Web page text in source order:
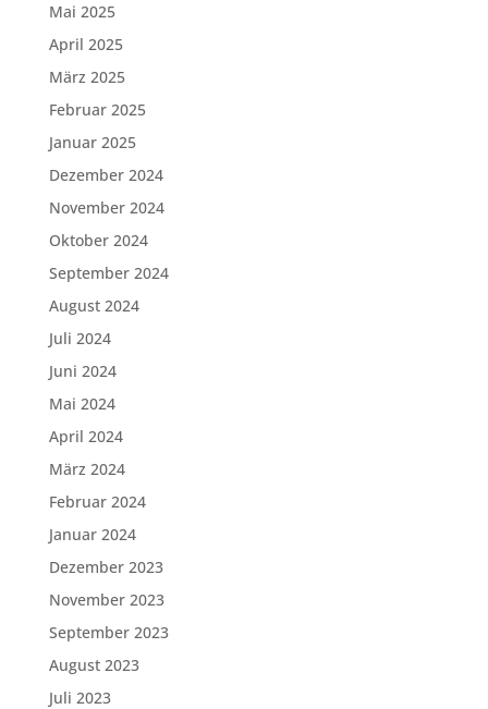
Mai 2025
April 2025
März 2025
Februar 2025
Januar 2025
Dezember 2024
November 2024
Oktober 2024
September 2024
August 2024
Juli 2024
Juni 2024
Mai 2024
April 2024
März 2024
Februar 2024
Januar 2024
Dezember 2023
November 2023
September 2023
August 2023
Juli 2023